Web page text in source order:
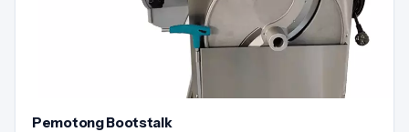
Pemotong Bootstalk